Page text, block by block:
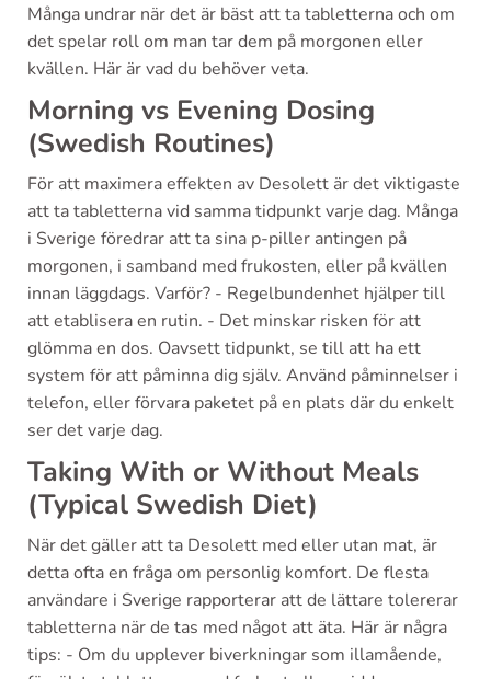
Många undrar när det är bäst att ta tabletterna och om
det spelar roll om man tar dem på morgonen eller
kvällen. Här är vad du behöver veta.
Morning vs Evening Dosing
(Swedish Routines)
För att maximera effekten av Desolett är det viktigaste
att ta tabletterna vid samma tidpunkt varje dag. Många
i Sverige föredrar att ta sina p-piller antingen på
morgonen, i samband med frukosten, eller på kvällen
innan läggdags. Varför? - Regelbundenhet hjälper till
att etablisera en rutin. - Det minskar risken för att
glömma en dos. Oavsett tidpunkt, se till att ha ett
system för att påminna dig själv. Använd påminnelser i
telefon, eller förvara paketet på en plats där du enkelt
ser det varje dag.
Taking With or Without Meals
(Typical Swedish Diet)
När det gäller att ta Desolett med eller utan mat, är
detta ofta en fråga om personlig komfort. De flesta
användare i Sverige rapporterar att de lättare tolererar
tabletterna när de tas med något att äta. Här är några
tips: - Om du upplever biverkningar som illamående,